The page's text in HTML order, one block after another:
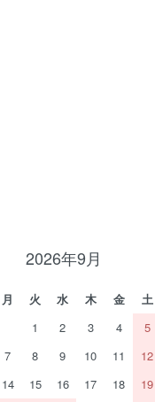
2026年9月
月 火 水 木 金
土
1
2 3 4
5
7 8 9 10 11
12
14 15 16 17 18
19